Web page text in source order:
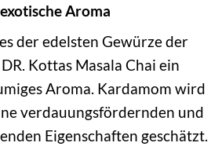
Aroma
der edelsten Gewürze der
Kottas Masala Chai ein
Aroma. Kardamom wird
verdauungsfördernden und
Eigenschaften geschätzt.